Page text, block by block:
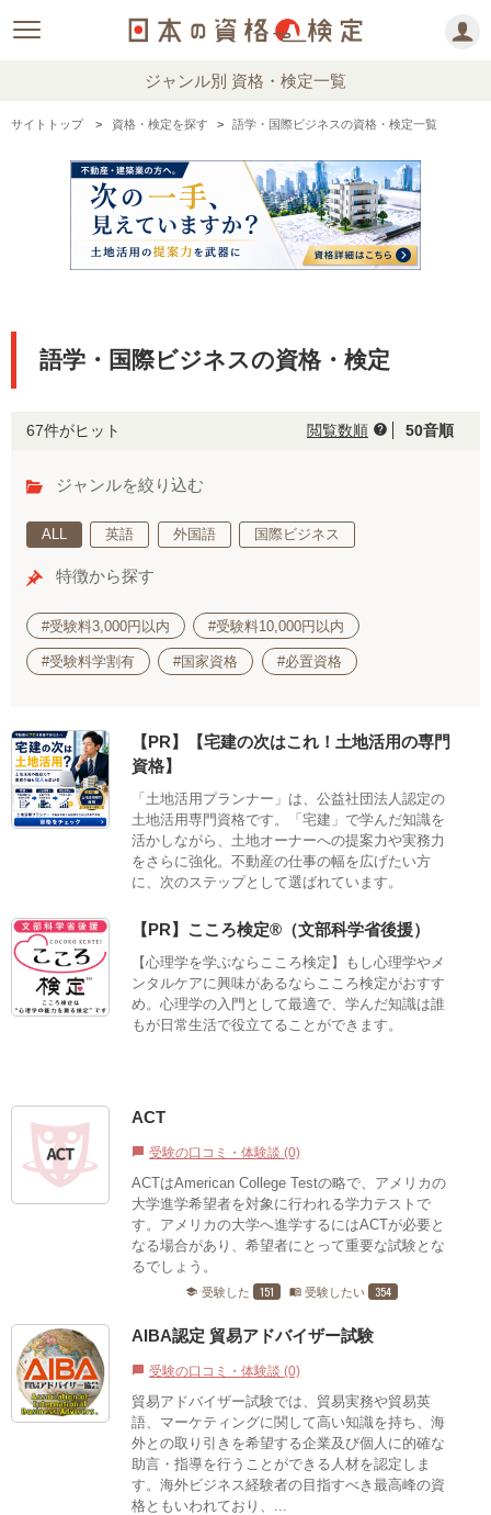
ジャンル別 資格・検定一覧
サイトトップ 資格・検定を探す 語学・国際ビジネスの資格・検定一覧
語学・国際ビジネスの資格・検定
67件がヒット 閲覧数順 help 50音順
ジャンルを絞り込む
ALL 英語 外国語 国際ビジネス
特徴から探す
#受験料3,000円以内 #受験料10,000円以内
#受験料学割有 #国家資格 #必置資格
【PR】【宅建の次はこれ！土地活用の専門
資格】
「土地活用プランナー」は、公益社団法人認定の
土地活用専門資格です。「宅建」で学んだ知識を
活かしながら、土地オーナーへの提案力や実務力
をさらに強化。不動産の仕事の幅を広げたい方
に、次のステップとして選ばれています。
【PR】こころ検定®（文部科学省後援）
【心理学を学ぶならこころ検定】もし心理学やメ
ンタルケアに興味があるならこころ検定がおすす
め。心理学の入門として最適で、学んだ知識は誰
もが日常生活で役立てることができます。
ACT
chat_bubble 受験の口コミ・体験談 (0)
ACTはAmerican College Testの略で、アメリカの
大学進学希望者を対象に行われる学力テストで
す。アメリカの大学へ進学するにはACTが必要と
なる場合があり、希望者にとって重要な試験とな
るでしょう。
school 受験した 151 menu_book 受験したい 354
AIBA認定 貿易アドバイザー試験
chat_bubble 受験の口コミ・体験談 (0)
貿易アドバイザー試験では、貿易実務や貿易英
語、マーケティングに関して高い知識を持ち、海
外との取り引きを希望する企業及び個人に的確な
助言・指導を行うことができる人材を認定しま
す。海外ビジネス経験者の目指すべき最高峰の資
格ともいわれており、...